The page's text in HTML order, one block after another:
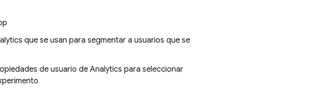
que se usan para segmentar a usuarios que se
de usuario deAnalytics para seleccionar